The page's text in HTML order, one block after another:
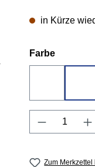
in Kürze
Farbe
Produkt
Zum Merkzettel